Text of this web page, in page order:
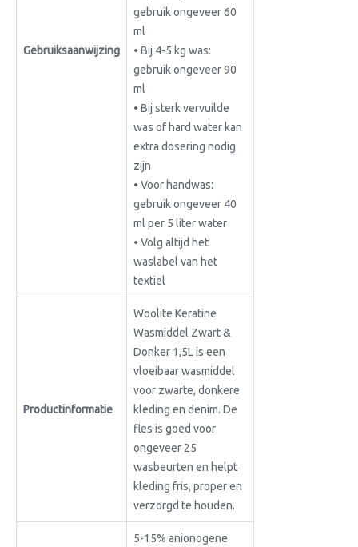
Gebruiksaanwijzing
gebruik ongeveer 60
ml
• Bij 4-5 kg was:
gebruik ongeveer 90
ml
• Bij sterk vervuilde
was of hard water kan
extra dosering nodig
zijn
• Voor handwas:
gebruik ongeveer 40
ml per 5 liter water
• Volg altijd het
waslabel van het
textiel
Productinformatie
Woolite Keratine
Wasmiddel Zwart &
Donker 1,5L is een
vloeibaar wasmiddel
voor zwarte, donkere
kleding en denim. De
fles is goed voor
ongeveer 25
wasbeurten en helpt
kleding fris, proper en
verzorgd te houden.
5-15% anionogene